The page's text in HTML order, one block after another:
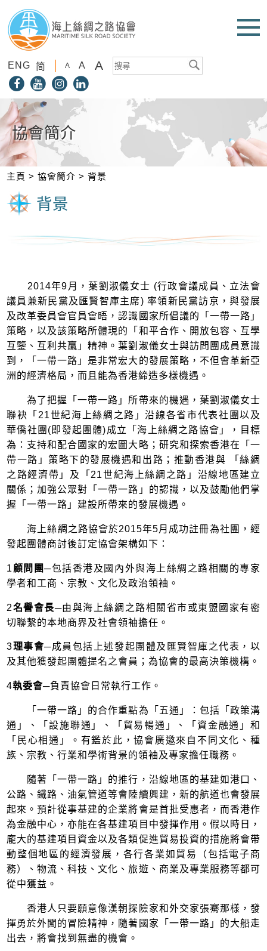
ENG 简 A A A
協會簡介
主頁 >協會簡介 >背景
背景
2014年9月，葉劉淑儀女士 (行政會議成員、立法會
議員兼新民黨及匯賢智庫主席) 率領新民黨訪京，與發展
及改革委員會官員會晤，認識國家所倡議的「一帶一路」
策略，以及該策略所體現的「和平合作、開放包容、互學
互鑒、互利共贏」精神。葉劉淑儀女士與訪問團成員意識
到，「一帶一路」是非常宏大的發展策略，不但會革新亞
洲的經濟格局，而且能為香港締造多樣機遇。
為了把握「一帶一路」所帶來的機遇，葉劉淑儀女士
聯袂「21世紀海上絲綢之路」沿線各省市代表社團以及
華僑社團(即發起團體)成立「海上絲綢之路協會」，目標
為：支持和配合國家的宏圖大略；研究和探索香港在「一
帶一路」策略下的發展機遇和出路；推動香港與 「絲綢
之路經濟帶」及「21世紀海上絲綢之路」沿線地區建立
關係；加強公眾對「一帶一路」的認識，以及鼓勵他們掌
握「一帶一路」建設所帶來的發展機遇。
海上絲綢之路協會於2015年5月成功註冊為社團，經
發起團體商討後訂定協會架構如下：
1 顧問團─包括香港及國內外與海上絲綢之路相關的專家
學者和工商、宗教、文化及政治領袖。
2名譽會長─由與海上絲綢之路相關省市或東盟國家有密
切聯繫的本地商界及社會領袖擔任。
3理事會─成員包括上述發起團體及匯賢智庫之代表，以
及其他獲發起團體提名之會員；為協會的最高決策機構。
4執委會─負責協會日常執行工作。
「一帶一路」的合作重點為「五通」：包括「政策溝
通」、「設施聯通」、「貿易暢通」、「資金融通」和
「民心相通」。有鑑於此，協會廣邀來自不同文化、種
族、宗教、行業和學術背景的領袖及專家擔任職務。
隨著「一帶一路」的推行，沿線地區的基建如港口、
公路、鐵路、油氣管道等會陸續興建，新的航道也會發展
起來。預計從事基建的企業將會是首批受惠者，而香港作
為金融中心，亦能在各基建項目中發揮作用。假以時日，
龐大的基建項目資金以及各類促進貿易投資的措施將會帶
動整個地區的經濟發展，各行各業如貿易（包括電子商
務）、物流、科技、文化、旅遊、商業及專業服務等都可
從中獲益。
香港人只要願意像漢朝探險家和外交家張騫那樣，發
揮勇於外闖的冒險精神，隨著國家「一帶一路」的大船走
出去，將會找到無盡的機會。